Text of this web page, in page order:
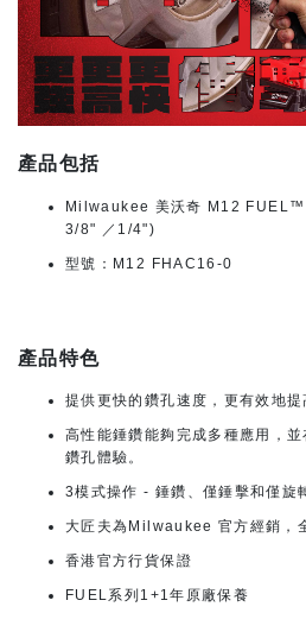
產品包括
Milwaukee 美沃奇 M12 FUEL™
3/8" ／1/4")
型號：M12 FHAC16-0
產品特色
提供更快的鑽孔速度，更有效地提
高性能錘鑽能夠完成多種應用，
鑽孔體驗。
3模式操作 - 錘鑽、僅錘擊和僅旋
大匠夫為Milwaukee 官方經銷，
香港官方行貨保證
FUEL系列1+1年原廠保養